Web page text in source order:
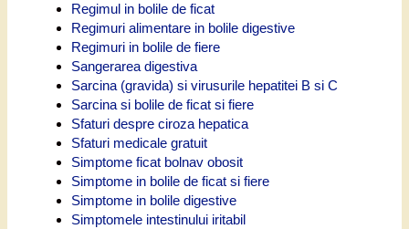
Regimul in bolile de ficat
Regimuri alimentare in bolile digestive
Regimuri in bolile de fiere
Sangerarea digestiva
Sarcina (gravida) si virusurile hepatitei B si C
Sarcina si bolile de ficat si fiere
Sfaturi despre ciroza hepatica
Sfaturi medicale gratuit
Simptome ficat bolnav obosit
Simptome in bolile de ficat si fiere
Simptome in bolile digestive
Simptomele intestinului iritabil